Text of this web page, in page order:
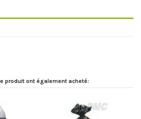
produit ont également acheté: